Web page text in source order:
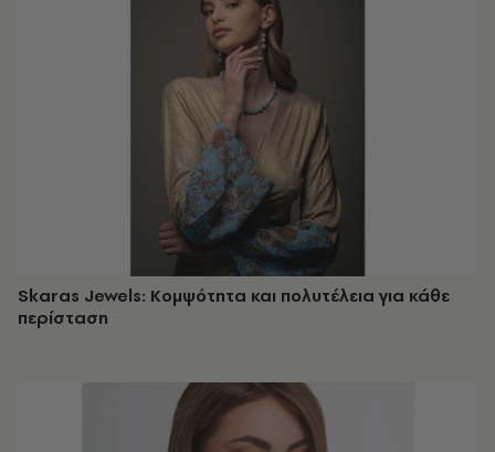
Skaras Jewels: Κομψότητα και πολυτέλεια για κάθε
περίσταση